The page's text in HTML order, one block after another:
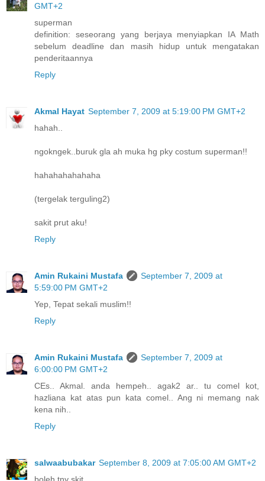
GMT+2
superman
definition: seseorang yang berjaya menyiapkan IA Math
sebelum deadline dan masih hidup untuk mengatakan
penderitaannya
Reply
Akmal Hayat September 7, 2009 at 5:19:00 PM GMT+2
hahah..
ngokngek..buruk gla ah muka hg pky costum superman!!
hahahahahahaha
(tergelak terguling2)
sakit prut aku!
Reply
Amin Rukaini Mustafa
September 7, 2009 at
5:59:00 PM GMT+2
Yep, Tepat sekali muslim!!
Reply
Amin Rukaini Mustafa
September 7, 2009 at
6:00:00 PM GMT+2
CEs.. Akmal. anda hempeh.. agak2 ar.. tu comel kot,
hazliana kat atas pun kata comel.. Ang ni memang nak
kena nih..
Reply
salwaabubakar September 8, 2009 at 7:05:00 AM GMT+2